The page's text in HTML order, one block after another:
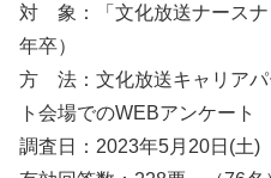
対 象：「文化放送ナース
年卒）
方 法：文化放送キャリアパ
ト会場でのWEBアンケート
調査日：2023年5月20日(土)